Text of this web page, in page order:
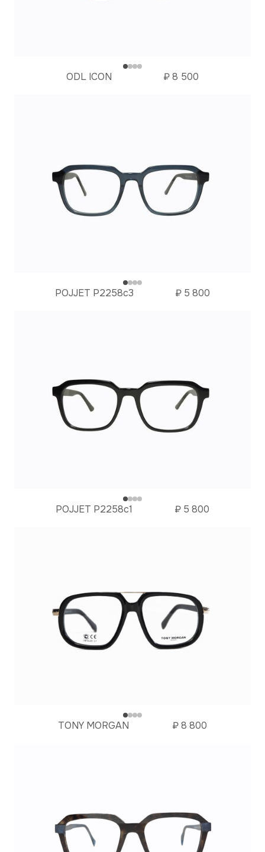
ODL ICON ₽8 500
POJJET P2258с3 ₽ 5 800
POJJET P2258с1 ₽ 5 800
TONY MORGAN ₽8 800